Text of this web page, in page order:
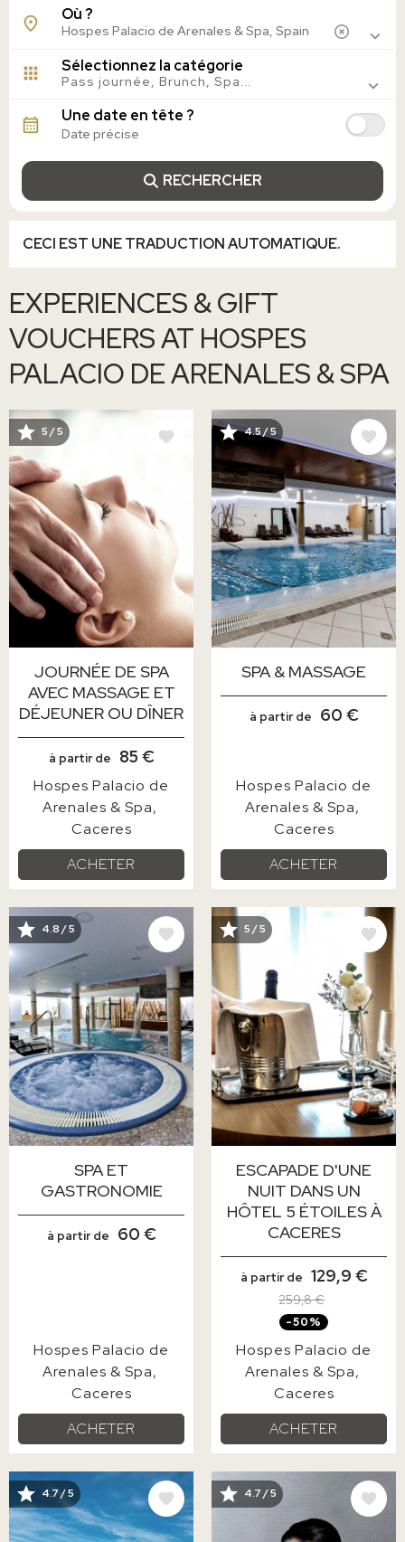
Majorque, Espagne
Madrid, Espagne
Séville, Espagne
Valence, Espagne
Grenade, Espagne
Caceres, Espagne
Cordoue, Espagne
Salamanque, Espagne
Où ?
Sélectionnez la catégorie
Pass journée, Brunch, Spa...
Une date en tête ?
RECHERCHER
CECI EST UNE TRADUCTION AUTOMATIQUE.
EXPERIENCES & GIFT
VOUCHERS AT HOSPES
PALACIO DE ARENALES & SPA
IMAGE
5 / 5
JOURNÉE DE SPA
AVEC MASSAGE ET
DÉJEUNER OU DÎNER
à partir de 85 €
Hospes Palacio de
Arenales & Spa
Caceres
ACHETER
IMAGE
4.5 / 5
SPA & MASSAGE
à partir de 60 €
Hospes Palacio de
Arenales & Spa
Caceres
ACHETER
IMAGE
4.8 / 5
SPA ET
GASTRONOMIE
à partir de 60 €
Hospes Palacio de
Arenales & Spa
Caceres
ACHETER
IMAGE
5 / 5
ESCAPADE D'UNE
NUIT DANS UN
HÔTEL 5 ÉTOILES À
CACERES
à partir de 129,9 €
259,8 €
-50%
Hospes Palacio de
Arenales & Spa
Caceres
ACHETER
IMAGE
4.7 / 5 IMAGE
4.7 / 5